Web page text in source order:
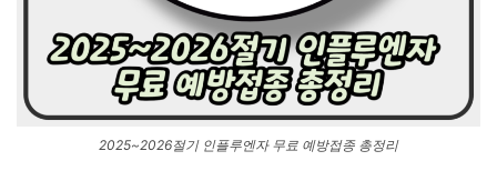
2025~2026절기 인플루엔자 무료 예방접종 총정리